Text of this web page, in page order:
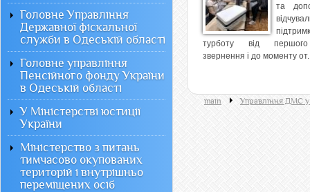
та
турботу від
звернення і до моменту
main Управління ДМС у
Головне Управління
Державної фіскальної
служби в Одеській області
Головне управління
Пенсійного фонду України
в Одеській області
У Міністерстві юстиції
України
Міністерство з питань
тимчасово окупованих
територій і внутрішньо
переміщених осіб